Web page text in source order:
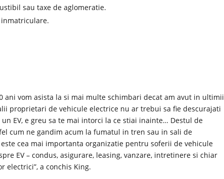
sau taxe de aglomeratie.
ani vom asista la si mai multe schimbari decat am avut in ultimii
proprietari de vehicule electrice nu ar trebui sa fie descurajati
EV, e greu sa te mai intorci la ce stiai inainte… Destul de
cum ne gandim acum la fumatul in tren sau in sali de
cea mai importanta organizatie pentru soferii de vehicule
EV – condus, asigurare, leasing, vanzare, intretinere si chiar
electrici”, a conchis King.